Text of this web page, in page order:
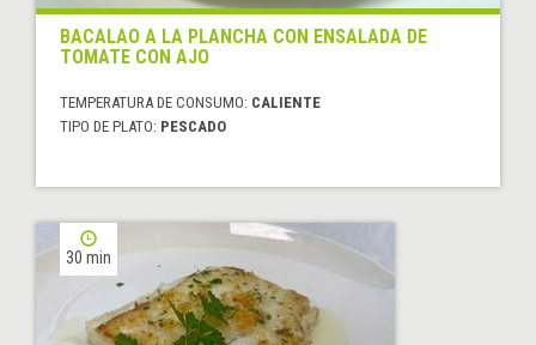
BACALAO A LA PLANCHA CON ENSALADA DE
TOMATE CON AJO
TEMPERATURA DE CONSUMO: CALIENTE
TIPO DE PLATO: PESCADO
30 min